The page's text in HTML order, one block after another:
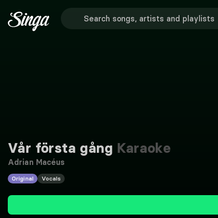
Vår första gång Karaoke
Adrian Macéus
Original Vocals